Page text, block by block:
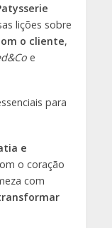
lições sobre
o cliente,
e
para
e
o coração
com